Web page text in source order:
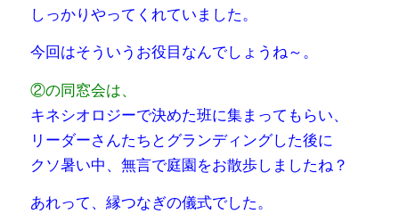
しっかりやってくれていました。
今回はそういうお役目なんでしょうね～。
②の同窓会は、
キネシオロジーで決めた班に集まってもらい、
リーダーさんたちとグランディングした後に
クソ暑い中、無言で庭園をお散歩しましたね？
あれって、縁つなぎの儀式でした。